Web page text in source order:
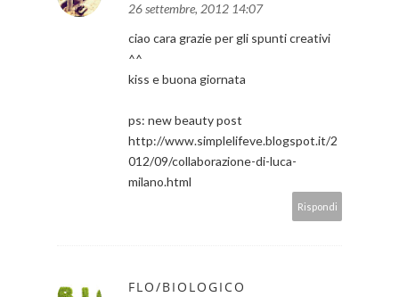
26 settembre, 2012 14:07
ciao cara grazie per gli spunti creativi
^^
kiss e buona giornata
ps: new beauty post
http://www.simplelifeve.blogspot.it/2
012/09/collaborazione-di-luca-
milano.html
Rispondi
FLO/BIOLOGICO